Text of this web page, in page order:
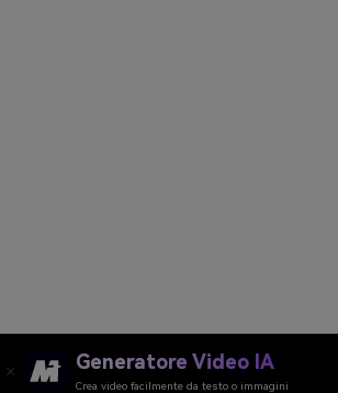
Generatore Video IA
Crea video facilmente da testo o immagini